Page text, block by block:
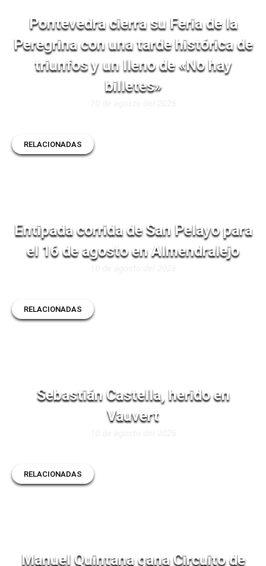
Pontevedra cierra su Feria de la
Peregrina con una tarde histórica de
triunfos y un lleno de «No hay
billetes»
RELACIONADAS
Entipada corrida de San Pelayo para
el 16 de agosto en Almendralejo
RELACIONADAS
Sebastián Castella, herido en
Vauvert
RELACIONADAS
Manuel Quintana gana Circuito de